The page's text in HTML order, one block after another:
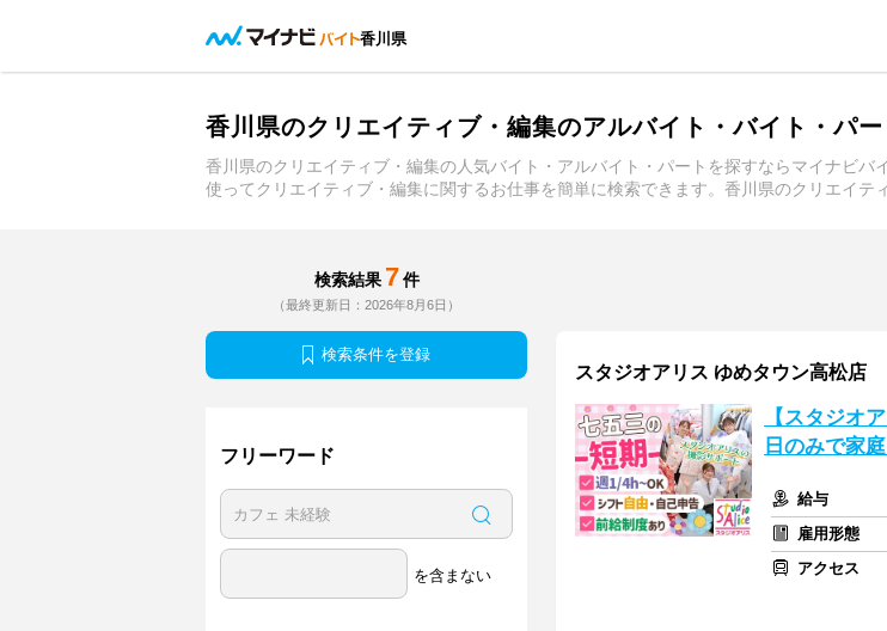
香川県
香川県のクリエイティブ・編集のアルバイト・バイト・パ
香川県のクリエイティブ・編集の人気バイト・アルバイト・パートを探すならマイナビ
使ってクリエイティブ・編集に関するお仕事を簡単に検索できます。香川県のクリエイテ
検索結果 7 件
（最終更新日：2026年8月6日）
検索条件を登録
フリーワード
を含まない
スタジオアリス ゆめタウン高松店
【スタジオ
日のみで家
給与
雇用形態
アクセス